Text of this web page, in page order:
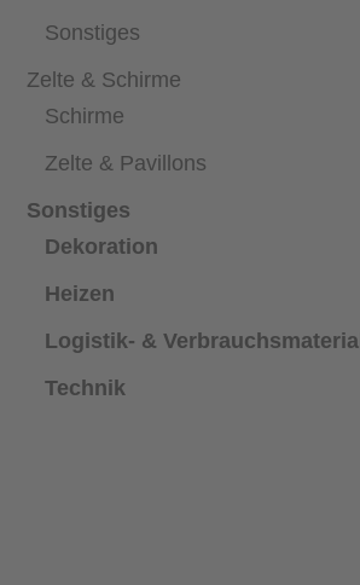
Sonstiges
Zelte & Schirme
Schirme
Zelte & Pavillons
Sonstiges
Dekoration
Heizen
Logistik- & Verbrauchsmaterial
Technik